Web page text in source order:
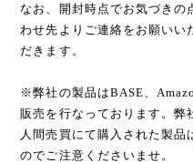
なお、開封時点でお気づきの
わせ先よりご連絡をお願いい
だきます。
※弊社の製品はBASE、
販売を行なっております。弊
人間売買にて購入された製品
のでご注意くださいませ。